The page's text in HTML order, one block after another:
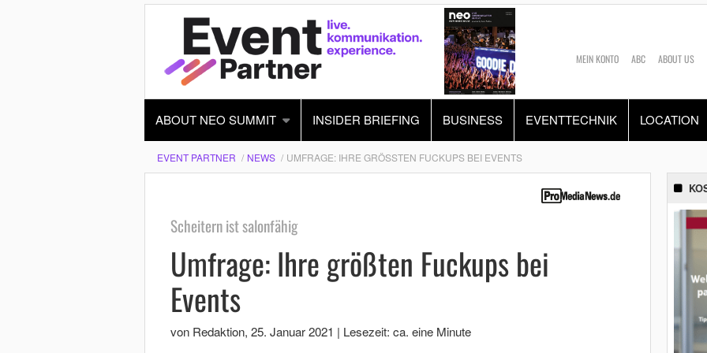
MEIN KONTO ABC ABOUT US
ABOUT NEO SUMMIT INSIDER BRIEFING BUSINESS EVENTTECHNIK LOCATION
EVENT PARTNER NEWS UMFRAGE: IHRE GRÖSSTEN FUCKUPS BEI EVENTS
Scheitern ist salonfähig
Umfrage: Ihre größten Fuckups bei
Events
von Redaktion, 25. Januar 2021 | Lesezeit: ca. eine Minute